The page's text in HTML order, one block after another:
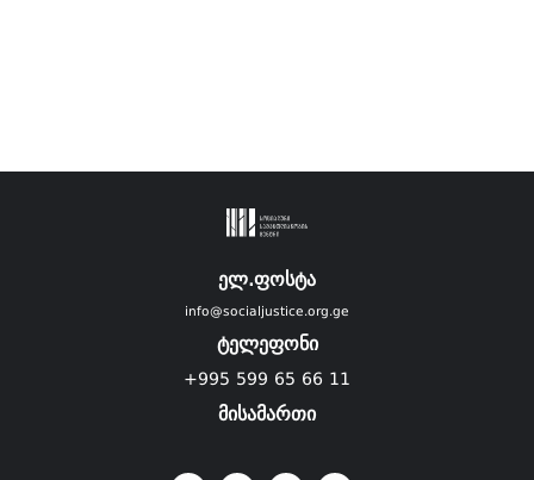
ელ.ფოსტა
info@socialjustice.org.ge
ტელეფონი
+995 599 65 66 11
მისამართი